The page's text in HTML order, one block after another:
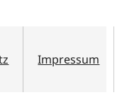
Impressum